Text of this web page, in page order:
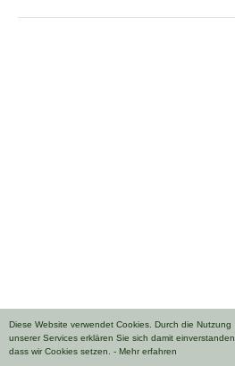
Diese Website verwendet Cookies. Durch die Nutzung
unserer Services erklären Sie sich damit einverstanden,
dass wir Cookies setzen. - Mehr erfahren